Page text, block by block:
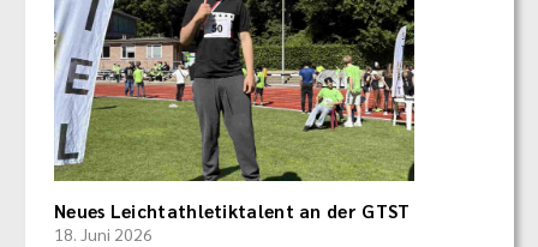
Neues Leichtathletiktalent an der GTST
18. Juni 2026